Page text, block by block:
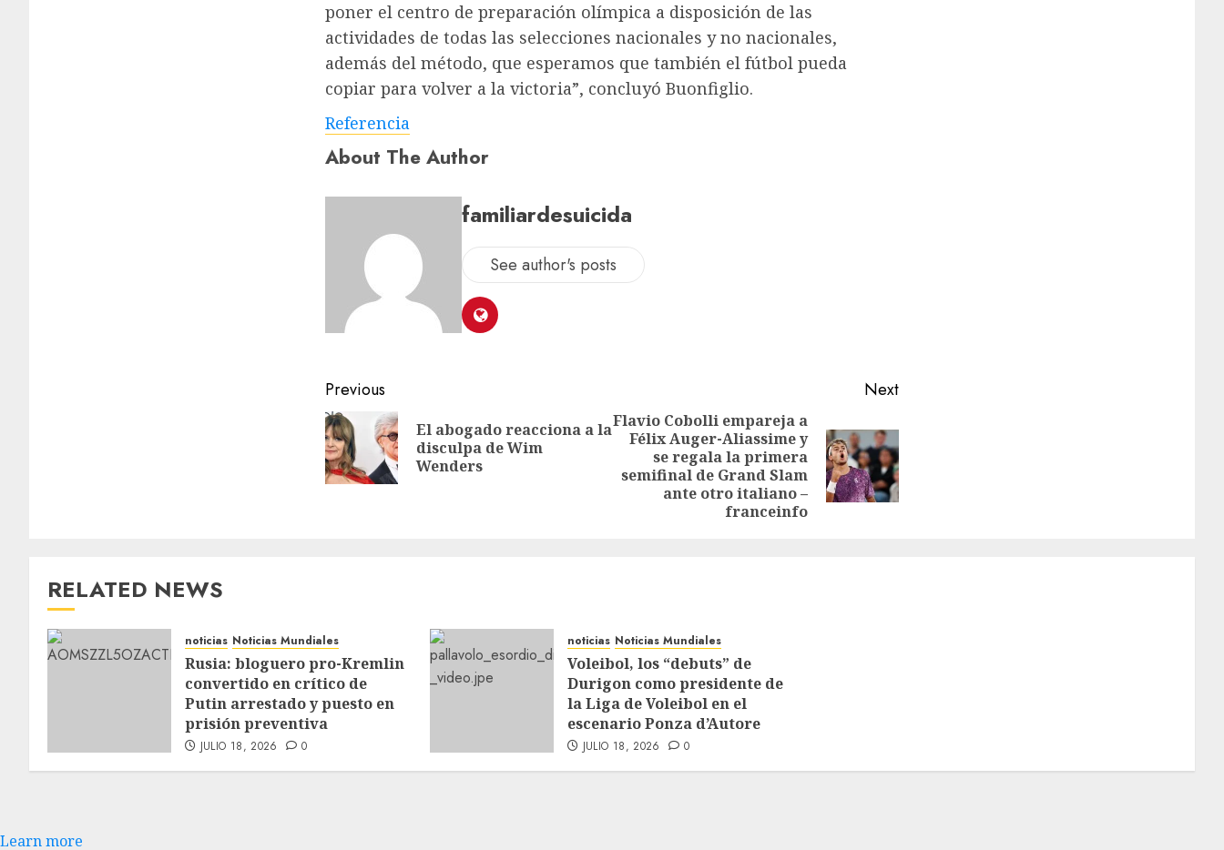
poner el centro de preparación olímpica a disposición de las
actividades de todas las selecciones nacionales y no nacionales,
además del método, que esperamos que también el fútbol pueda
copiar para volver a la victoria”, concluyó Buonfiglio.
Referencia
About The Author
familiardesuicida
See author's posts
Previous
El abogado reacciona a la
disculpa de Wim
Wenders
Next
Flavio Cobolli empareja a
Félix Auger-Aliassime y
se regala la primera
semifinal de Grand Slam
ante otro italiano –
franceinfo
RELATED NEWS
noticias Noticias Mundiales
Rusia: bloguero pro-Kremlin
convertido en crítico de
Putin arrestado y puesto en
prisión preventiva
JULIO 18, 2026 0
noticias Noticias Mundiales
Voleibol, los “debuts” de
Durigon como presidente de
la Liga de Voleibol en el
escenario Ponza d’Autore
JULIO 18, 2026 0
Learn more